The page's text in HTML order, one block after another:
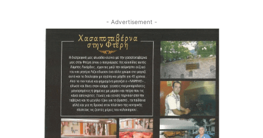
- Advertisement -